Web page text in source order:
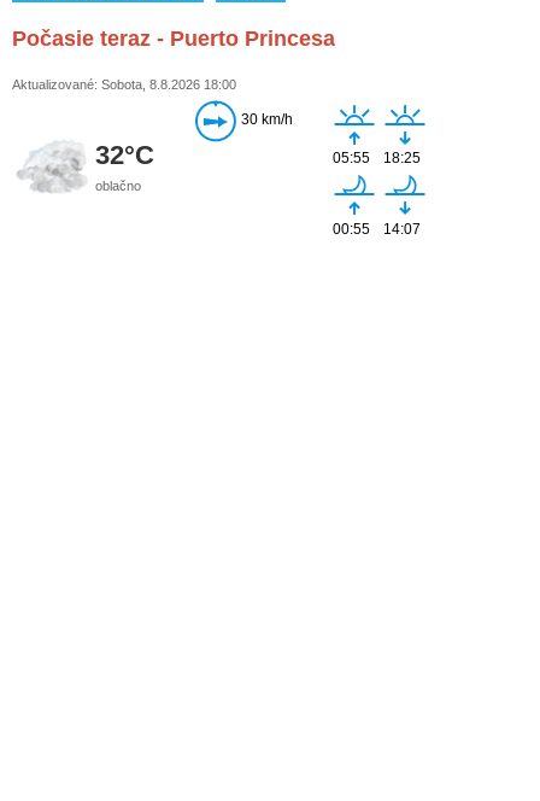
Počasie teraz - Puerto Princesa
Aktualizované: Sobota, 8.8.2026 18:00
32°C
oblačno
30 km/h
05:55 18:25
00:55 14:07